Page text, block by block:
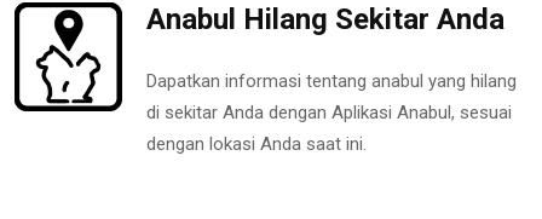
Anabul Hilang Sekitar Anda
Dapatkan informasi tentang anabul yang hilang
di sekitar Anda dengan Aplikasi Anabul, sesuai
dengan lokasi Anda saat ini.